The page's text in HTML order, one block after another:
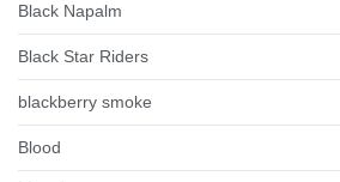
Black Napalm
Black Star Riders
blackberry smoke
Blood